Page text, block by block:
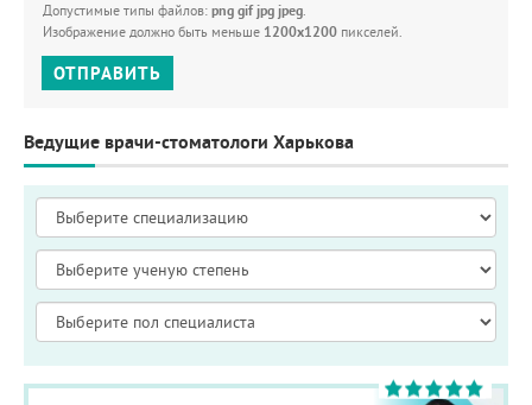
Допустимые типы файлов: png gif jpg jpeg.
Изображение должно быть меньше 1200x1200 пикселей.
ОТПРАВИТЬ
Ведущие врачи-стоматологи Харькова